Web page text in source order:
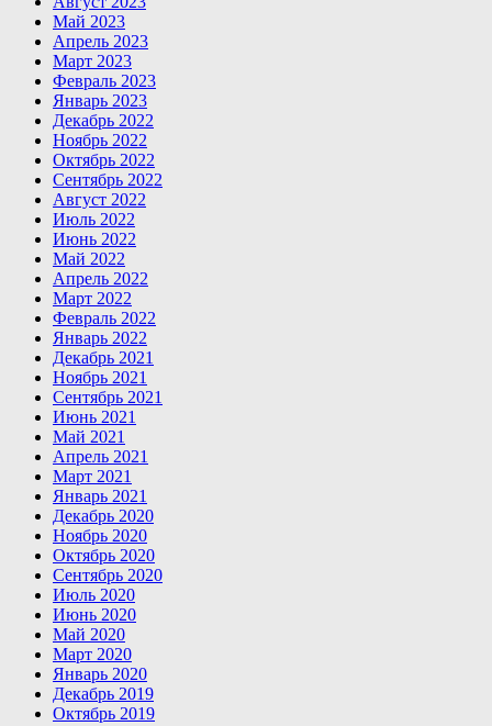
Май 2023
Апрель 2023
Март 2023
Февраль 2023
Январь 2023
Декабрь 2022
Ноябрь 2022
Октябрь 2022
Сентябрь 2022
Август 2022
Июль 2022
Июнь 2022
Май 2022
Апрель 2022
Март 2022
Февраль 2022
Январь 2022
Декабрь 2021
Ноябрь 2021
Сентябрь 2021
Июнь 2021
Май 2021
Апрель 2021
Март 2021
Январь 2021
Декабрь 2020
Ноябрь 2020
Октябрь 2020
Сентябрь 2020
Июль 2020
Июнь 2020
Май 2020
Март 2020
Январь 2020
Декабрь 2019
Октябрь 2019